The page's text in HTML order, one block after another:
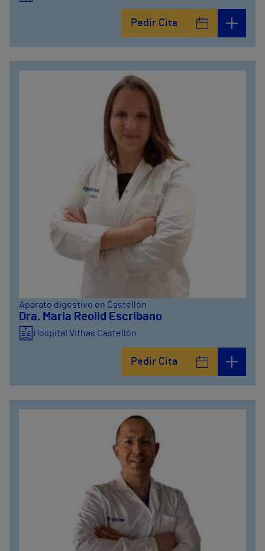
Pedir Cita
Aparato digestivo en Castellón
Dra. Maria Reolid Escribano
Hospital Vithas Castellón
Pedir Cita